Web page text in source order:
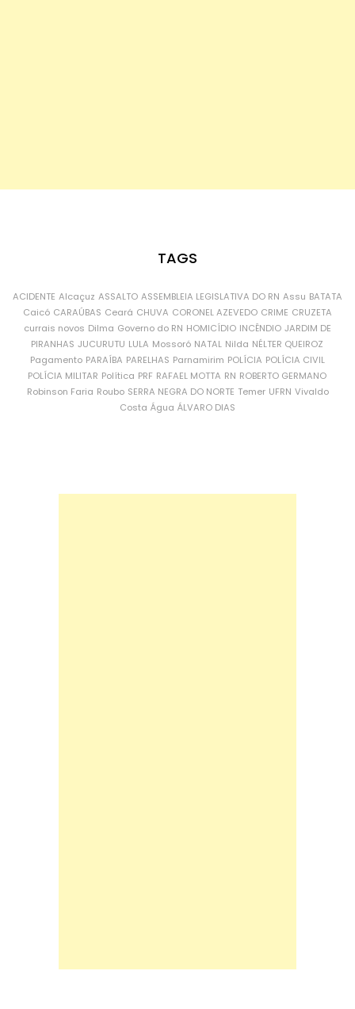
TAGS
ACIDENTE Alcaçuz ASSALTO ASSEMBLEIA LEGISLATIVA DO RN Assu BATATA
Caicó CARAÚBAS Ceará CHUVA CORONEL AZEVEDO CRIME CRUZETA
currais novos Dilma Governo do RN HOMICÍDIO INCÊNDIO JARDIM DE
PIRANHAS JUCURUTU LULA Mossoró NATAL Nilda NÉLTER QUEIROZ
Pagamento PARAÍBA PARELHAS Parnamirim POLÍCIA POLÍCIA CIVIL
POLÍCIA MILITAR Política PRF RAFAEL MOTTA RN ROBERTO GERMANO
Robinson Faria Roubo SERRA NEGRA DO NORTE Temer UFRN Vivaldo
Costa Água ÁLVARO DIAS